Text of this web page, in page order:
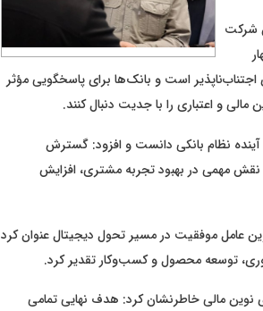
شرکت
است و بانک‌ها برای پاسخگویی مؤثر
و اعتباری را با جدیت دنبال کنند.
آینده نظام بانکی دانست و افزود: گسترش
مهمی در بهبود تجربه مشتری، افزایش
عامل موفقیت در مسیر تحول دیجیتال عنوان کرد
توسعه محصول و کسب‌وکار تقدیر کرد.
نوین مالی خاطرنشان کرد: هدف نهایی تمامی